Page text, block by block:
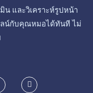
น และวิเคราะห์รูปหน้า
ลน์กับคุณหมอได้ทันที ไม่